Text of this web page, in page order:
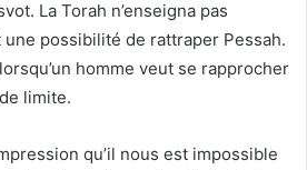
La Torah n’enseigna pas
une possibilité de rattraper Pessah.
homme veut se rapprocher
limite.
qu’il nous est impossible